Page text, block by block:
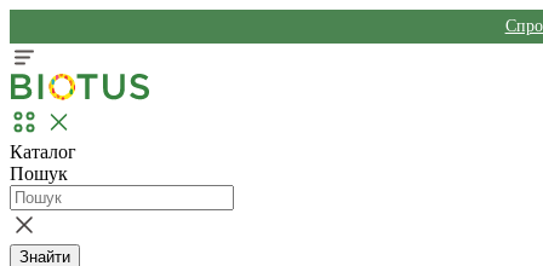
Каталог
Пошук
Знайти